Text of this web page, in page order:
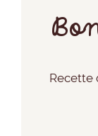
Recette